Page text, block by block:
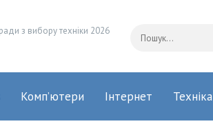
з вибору техніки 2026
Комп’ютери Інтернет Техніка